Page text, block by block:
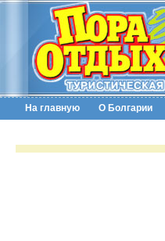
На главную О Болгарии